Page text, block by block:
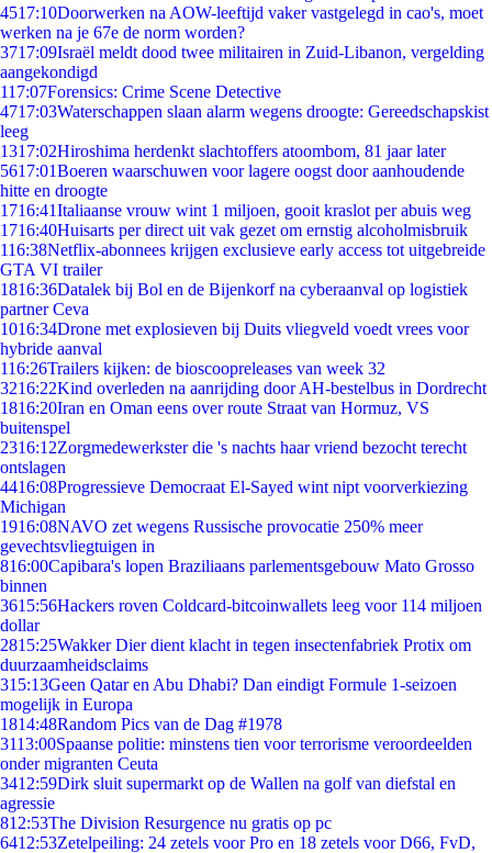
4517:10Doorwerken na AOW-leeftijd vaker vastgelegd in cao's, moet
werken na je 67e de norm worden?
3717:09Israël meldt dood twee militairen in Zuid-Libanon, vergelding
aangekondigd
117:07Forensics: Crime Scene Detective
4717:03Waterschappen slaan alarm wegens droogte: Gereedschapskist
leeg
1317:02Hiroshima herdenkt slachtoffers atoombom, 81 jaar later
5617:01Boeren waarschuwen voor lagere oogst door aanhoudende
hitte en droogte
1716:41Italiaanse vrouw wint 1 miljoen, gooit kraslot per abuis weg
1716:40Huisarts per direct uit vak gezet om ernstig alcoholmisbruik
116:38Netflix-abonnees krijgen exclusieve early access tot uitgebreide
GTA VI trailer
1816:36Datalek bij Bol en de Bijenkorf na cyberaanval op logistiek
partner Ceva
1016:34Drone met explosieven bij Duits vliegveld voedt vrees voor
hybride aanval
116:26Trailers kijken: de bioscoopreleases van week 32
3216:22Kind overleden na aanrijding door AH-bestelbus in Dordrecht
1816:20Iran en Oman eens over route Straat van Hormuz, VS
buitenspel
2316:12Zorgmedewerkster die 's nachts haar vriend bezocht terecht
ontslagen
4416:08Progressieve Democraat El-Sayed wint nipt voorverkiezing
Michigan
1916:08NAVO zet wegens Russische provocatie 250% meer
gevechtsvliegtuigen in
816:00Capibara's lopen Braziliaans parlementsgebouw Mato Grosso
binnen
3615:56Hackers roven Coldcard-bitcoinwallets leeg voor 114 miljoen
dollar
2815:25Wakker Dier dient klacht in tegen insectenfabriek Protix om
duurzaamheidsclaims
315:13Geen Qatar en Abu Dhabi? Dan eindigt Formule 1-seizoen
mogelijk in Europa
1814:48Random Pics van de Dag #1978
3113:00Spaanse politie: minstens tien voor terrorisme veroordeelden
onder migranten Ceuta
3412:59Dirk sluit supermarkt op de Wallen na golf van diefstal en
agressie
812:53The Division Resurgence nu gratis op pc
6412:53Zetelpeiling: 24 zetels voor Pro en 18 zetels voor D66, FvD,